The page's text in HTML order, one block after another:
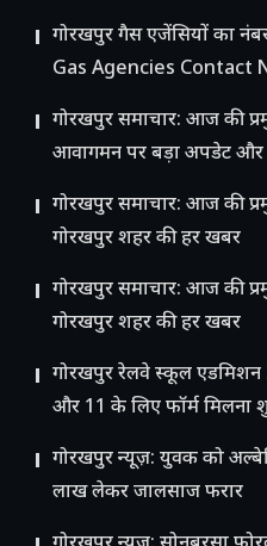
गोरखपुर गैस एजेंसियों का
Gas Agencies Contact
गोरखपुर समाचार: आज की
आवागमन पर बड़ा अपडेट और
गोरखपुर समाचार: आज की
गोरखपुर शहर की हर खबर
गोरखपुर समाचार: आज की
गोरखपुर शहर की हर खबर
गोरखपुर रेलवे स्कूल
और 11 के लिए फॉर्म मिलना
गोरखपुर न्यूज़: युवक को
लाख लेकर जालसाज फरार